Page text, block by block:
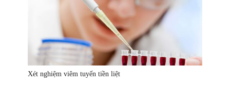
Xét nghiệm viêm tuyến tiền liệt